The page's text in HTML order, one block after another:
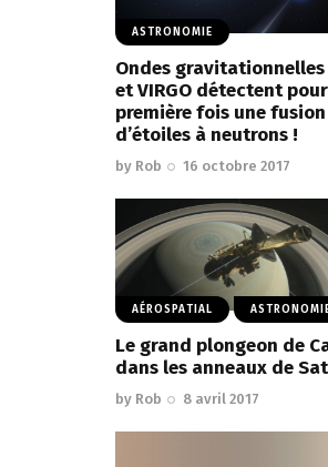
ASTRONOMIE
Ondes gravitationnelles
et VIRGO détectent
première fois une fusion
d’étoiles à neutrons !
by Rob 16 octobre 2017
AÉROSPATIAL
Le grand plongeon de
dans les anneaux de
by Rob 8 avril 2017